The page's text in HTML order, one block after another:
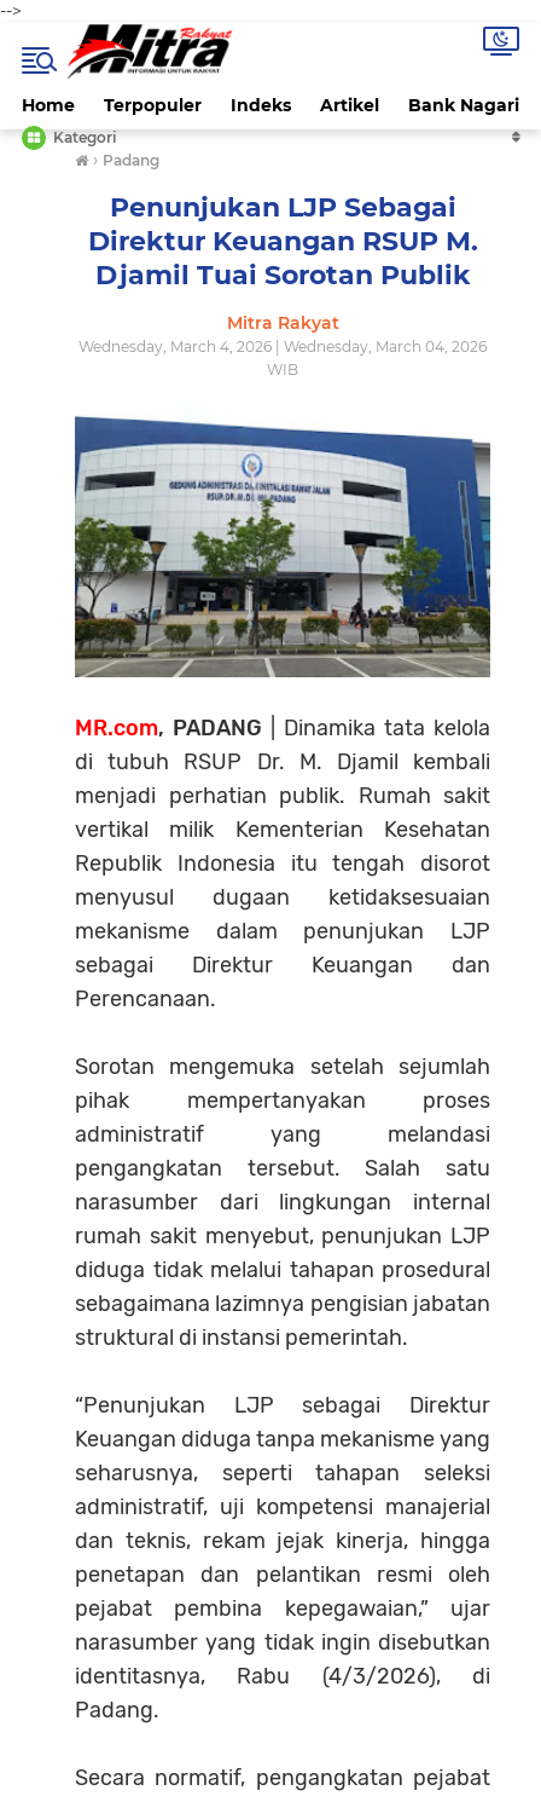
-->
Home Terpopuler Indeks Artikel Bank Nagari
Kategori
› Padang
Penunjukan LJP Sebagai
Direktur Keuangan RSUP M.
Djamil Tuai Sorotan Publik
Mitra Rakyat
Wednesday, March 4, 2026 | Wednesday, March 04, 2026
WIB
MR.com, PADANG
| Dinamika tata kelola
di tubuh RSUP Dr. M. Djamil kembali
menjadi perhatian publik. Rumah sakit
vertikal milik Kementerian Kesehatan
Republik Indonesia itu tengah disorot
menyusul dugaan ketidaksesuaian
mekanisme dalam penunjukan LJP
sebagai Direktur Keuangan dan
Perencanaan.
Sorotan mengemuka setelah sejumlah
pihak mempertanyakan proses
administratif yang melandasi
pengangkatan tersebut. Salah satu
narasumber dari lingkungan internal
rumah sakit menyebut, penunjukan LJP
diduga tidak melalui tahapan prosedural
sebagaimana lazimnya pengisian jabatan
struktural di instansi pemerintah.
“Penunjukan LJP sebagai Direktur
Keuangan diduga tanpa mekanisme yang
seharusnya, seperti tahapan seleksi
administratif, uji kompetensi manajerial
dan teknis, rekam jejak kinerja, hingga
penetapan dan pelantikan resmi oleh
pejabat pembina kepegawaian,” ujar
narasumber yang tidak ingin disebutkan
identitasnya, Rabu (4/3/2026), di
Padang.
Secara normatif, pengangkatan pejabat